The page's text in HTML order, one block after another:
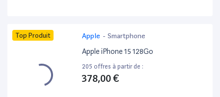
Top Produit Apple - Smartphone
Apple iPhone 15 128Go
205 offres à partir de :
378,00 €